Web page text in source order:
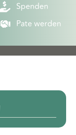
Spenden
Pate werden